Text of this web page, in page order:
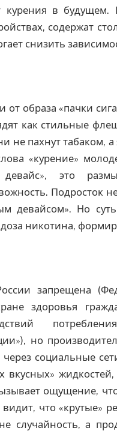
курения в будущем.
содержат
снизить
образа «пачки
как стильные
не пахнут
«курение»
девайс», это
Подросток
девайсом». Но
доза никотина,
запрещена
здоровья
но
социальные
вкусных»
ощущение,
видит, что «крутые»
а